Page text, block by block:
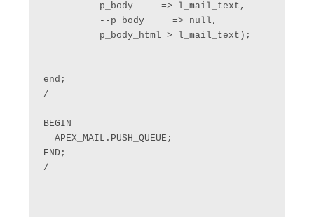
p_body     => l_mail_text,
--p_body     => null,
p_body_html=> l_mail_text);
end;
/
BEGIN
APEX_MAIL.PUSH_QUEUE;
END;
/